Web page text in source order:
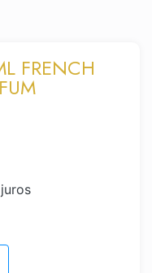
FRENCH